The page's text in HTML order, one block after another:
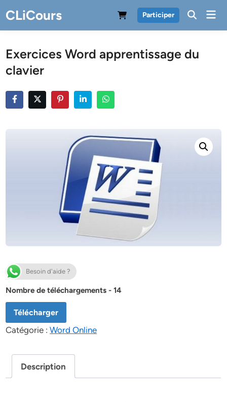
to
content
CLiCours Participer
Exercices Word apprentissage du
clavier
Besoin d'aide ?
Nombre de téléchargements - 14
Télécharger
Catégorie :Word Online
Description